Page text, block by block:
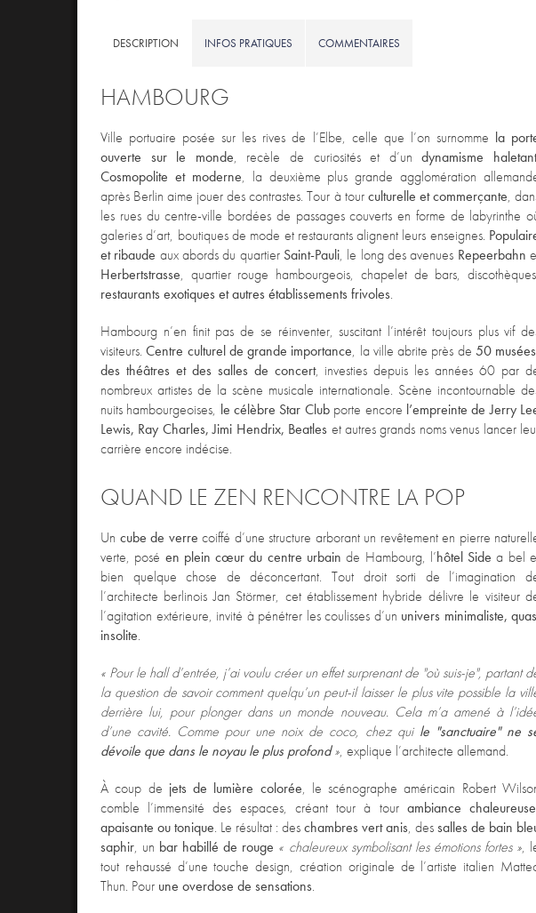
DESCRIPTION INFOS PRATIQUES COMMENTAIRES
HAMBOURG
Ville portuaire posée sur les rives de l’Elbe, celle que l’on surnomme la
ouverte sur le monde, recèle de curiosités et d’undynamisme
Cosmopolite et moderne, la deuxième plus grande agglomération
après Berlin aime jouer des contrastes. Tour à tourculturelle et commerçante,
les rues du centre-ville bordées de passages couverts en forme de labyrinthe
galeries d’art, boutiques de mode et restaurants alignent leurs enseignes.
et ribaude aux abords du quartier Saint-Pauli, le long des avenues Repeerbahn
Herbertstrasse, quartier rouge hambourgeois, chapelet de bars,
restaurants exotiques et autres établissements frivoles.
Hambourg n’en finit pas de se réinventer, suscitant l’intérêt toujours plus vif
visiteurs.Centre culturel de grande importance, la ville abrite près de 50 musées
des théâtres et des salles de concert, investies depuis les années 60 par
nombreux artistes de la scène musicale internationale. Scène incontournable
nuits hambourgeoises, le célèbre Star Clubporte encore l’empreinte de Jerry
Lewis, Ray Charles, Jimi Hendrix, Beatles et autres grands noms venus lancer
carrière encore indécise.
QUAND LE ZEN RENCONTRE LA POP
Un cube de verre coiffé d’une structure arborant un revêtement en pierre
verte, posé en plein cœur du centre urbain de Hambourg, l’hôtel Side a bel
bien quelque chose de déconcertant. Tout droit sorti de l’imagination
l’architecte berlinois Jan Störmer, cet établissement hybride délivre le visiteur
l’agitation extérieure, invité à pénétrer les coulisses d’un univers minimaliste,
insolite.
« Pour le hall d’entrée, j’ai voulu créer un effet surprenant de "où suis-je", partant
la question de savoir comment quelqu’un peut-il laisser le plus vite possible la
derrière lui, pour plonger dans un monde nouveau. Cela m’a amené à
d’une cavité. Comme pour une noix de coco, chez qui le "sanctuaire" ne
dévoile que dans le noyau le plus profond», explique l’architecte allemand.
À coup de jets de lumière colorée, le scénographe américain Robert
comble l’immensité des espaces, créant tour à tour ambiance
apaisante ou tonique. Le résultat : deschambres vert anis, dessalles de bain
saphir, un bar habillé de rouge « chaleureux symbolisant les émotions fortes »,
tout rehaussé d’une touche design, création originale de l’artiste italien
Thun. Pour une overdose de sensations.